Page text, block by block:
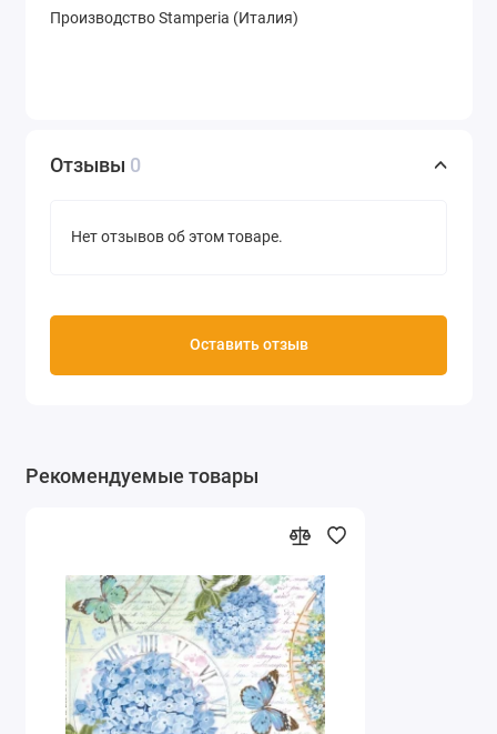
Производство Stamperia (Италия)
Отзывы 0
Нет отзывов об этом товаре.
Оставить отзыв
Рекомендуемые товары